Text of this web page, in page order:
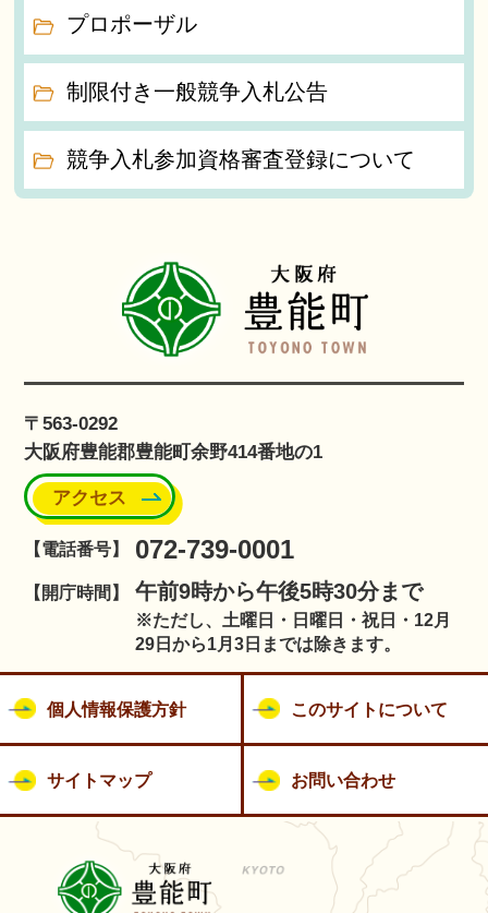
プロポーザル
制限付き一般競争入札公告
競争入札参加資格審査登録について
〒563-0292
大阪府豊能郡豊能町余野414番地の1
アクセス
【電話番号】 072-739-0001
【開庁時間】 午前9時から午後5時30分まで
※ただし、土曜日・日曜日・祝日・12月
29日から1月3日までは除きます。
個人情報保護方針 このサイトについて
サイトマップ お問い合わせ